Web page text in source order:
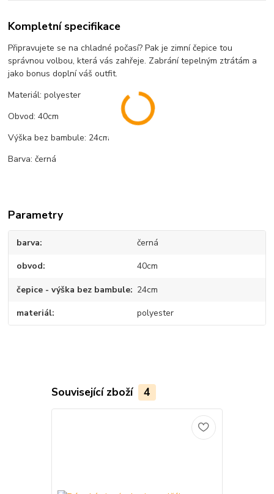
Kompletní specifikace
Připravujete se na chladné počasí? Pak je zimní čepice tou
správnou volbou, která vás zahřeje. Zabrání tepelným ztrátám a
jako bonus doplní váš outfit.
Materiál: polyester
Obvod: 40cm
Výška bez bambule: 24cm
Barva: černá
Parametry
barva černá
obvod 40cm
čepice - výška bez bambule 24cm
materiál polyester
Související zboží 4